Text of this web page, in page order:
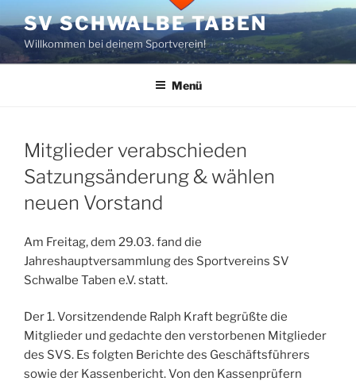
Inhalt
springen
SV SCHWALBE TABEN
Willkommen bei deinem Sportverein!
Menü
Mitglieder verabschieden
Satzungsänderung & wählen
neuen Vorstand
Am Freitag, dem 29.03. fand die
Jahreshauptversammlung des Sportvereins SV
Schwalbe Taben e.V. statt.
Der 1. Vorsitzendende Ralph Kraft begrüßte die
Mitglieder und gedachte den verstorbenen Mitglieder
des SVS. Es folgten Berichte des Geschäftsführers
sowie der Kassenbericht. Von den Kassenprüfern